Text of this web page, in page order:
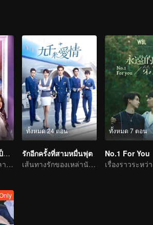
รักอีกครั้งหัวใจก็ยังเป็นเธอ
ยาจกน้อยพลิกเกมกลายเป็นประธานจอมเผด็จการไล่จีบรักแรก
ทั้งหมด 24 ตอน
รักอีกครั้งที่สามหมื่นฟุต
เส้นทางรักของเหล่านักบินหนุ่ม
ทั้งหมด 7 ตอน
No.1 For You